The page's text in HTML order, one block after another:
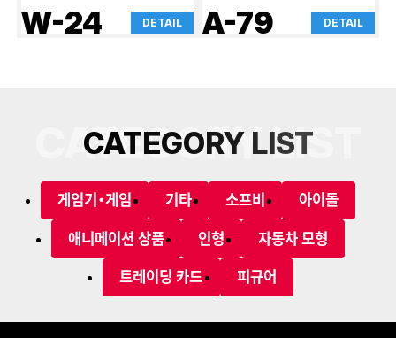
W-24 DETAIL A-79 DETAIL
CATEGORY LIST
CATEGORY LIST
게임기・게임 기타 소프비 아이돌
애니메이션 상품 인형 자동차 모형
트레이딩 카드 피규어